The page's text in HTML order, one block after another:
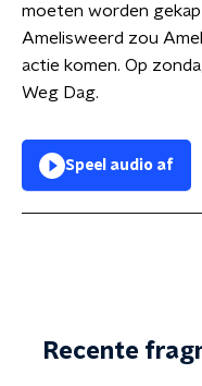
moeten worden
Amelisweerd zou
actie komen. Op
Weg Dag.
Speel audio af
Recente